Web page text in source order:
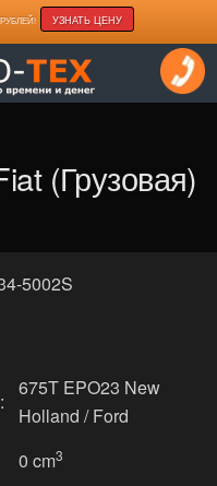
УЗНАТЬ ЦЕНУ
(грузовая)
5002S
675T EPO23 New
Holland / Ford
0 cm3